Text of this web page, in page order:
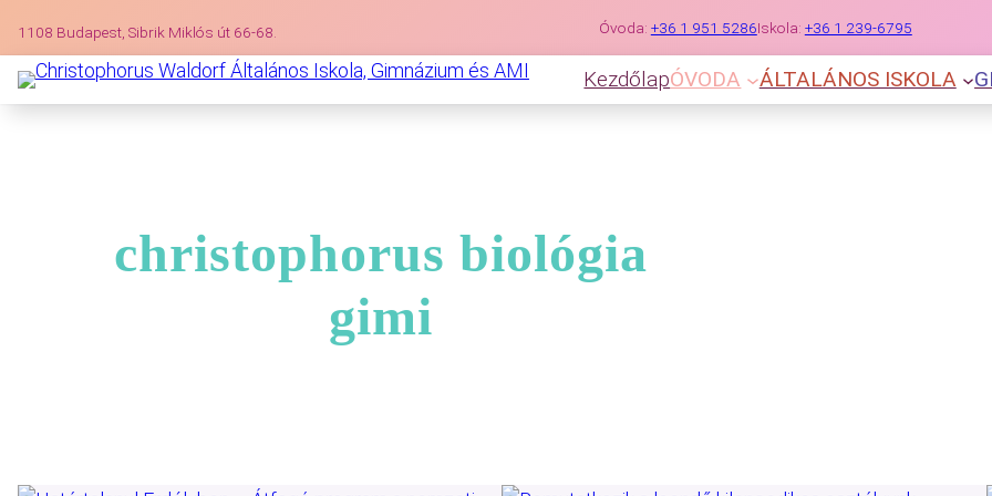
1108 Budapest, Sibrik Miklós út 66-68. Óvoda: +36 1 951 5286Iskola: +36 1 239-6795
KezdőlapÓVODA ÁLTALÁNOS ISKOLA
christophorus biológia
gimi